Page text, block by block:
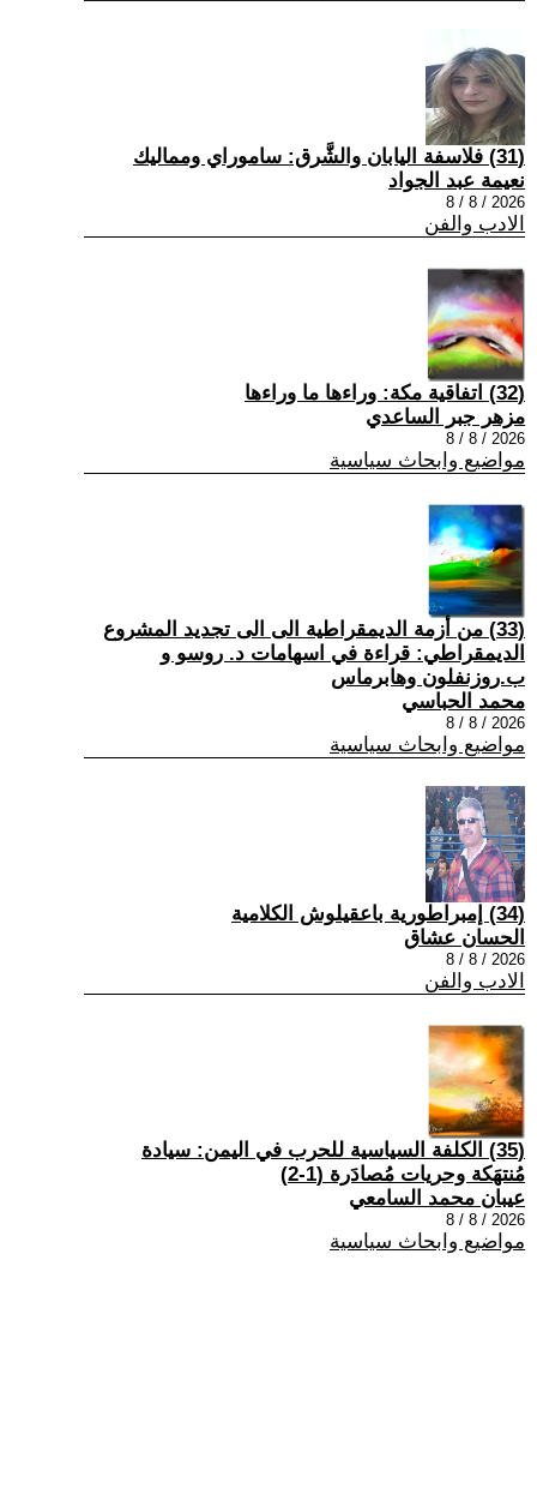
(31) فلاسفة اليابان والشَّرق: ساموراي ومماليك
نعيمة عبد الجواد
2026 / 8 / 8
الادب والفن
(32) اتفاقية مكة: وراءها ما وراءها
مزهر جبر الساعدي
2026 / 8 / 8
مواضيع وابحاث سياسية
(33) من أزمة الديمقراطية الى الى تجديد المشروع
الديمقراطي: قراءة في اسهامات د. روسو و
ب.روزنفلون وهابرماس
محمد الحباسي
2026 / 8 / 8
مواضيع وابحاث سياسية
(34) إمبراطورية باعقيلوش الكلامية
الحسان عشاق
2026 / 8 / 8
الادب والفن
(35) الكلفة السياسية للحرب في اليمن: سيادة
مُنتهَكة وحريات مُصادَرة (1-2)
عيبان محمد السامعي
2026 / 8 / 8
مواضيع وابحاث سياسية